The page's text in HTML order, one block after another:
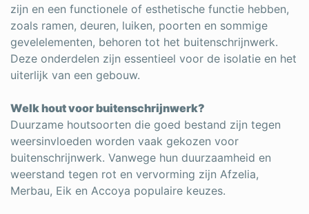
zijn en een functionele of esthetische functie hebben,
zoals ramen, deuren, luiken, poorten en sommige
gevelelementen, behoren tot het buitenschrijnwerk.
Deze onderdelen zijn essentieel voor de isolatie en het
uiterlijk van een gebouw.
Welk hout voor buitenschrijnwerk?
Duurzame houtsoorten die goed bestand zijn tegen
weersinvloeden worden vaak gekozen voor
buitenschrijnwerk. Vanwege hun duurzaamheid en
weerstand tegen rot en vervorming zijn Afzelia,
Merbau, Eik en Accoya populaire keuzes.